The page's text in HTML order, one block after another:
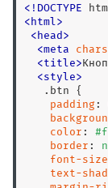
< ! DOCTYPE
< html >
< head >
<meta
<title>
<style>
.btn {
padding :
color :
border :
font-size
text-